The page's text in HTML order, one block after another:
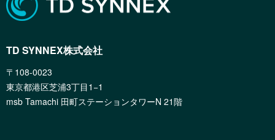
TD SYNNEX株式会社
〒108-0023
東京都港区芝浦3丁目1−1
msb Tamachi 田町ステーションタワーN 21階